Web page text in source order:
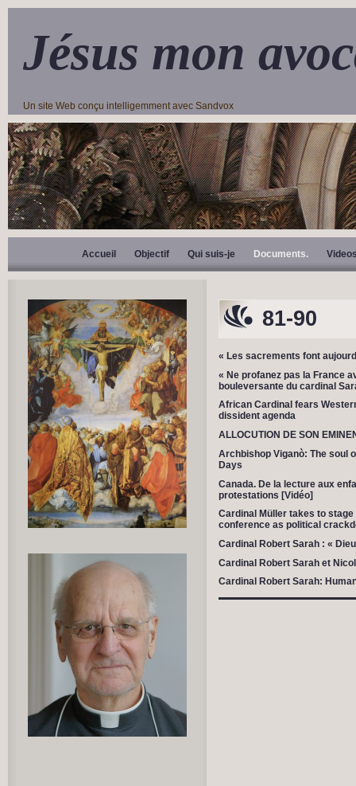
Jésus mon
Un site Web conçu intelligemment avec Sandvox
Accueil Objectif Qui suis-je Documents.
81-90
« Les sacrements font
« Ne profanez pas la France
bouleversante du cardinal
African Cardinal fears
dissident agenda
ALLOCUTION DE SON
Archbishop Viganò: The soul
Days
Canada. De la lecture aux
protestations [Vidéo]
Cardinal Müller takes to
conference as political
Cardinal Robert Sarah : «
Cardinal Robert Sarah et
Cardinal Robert Sarah: